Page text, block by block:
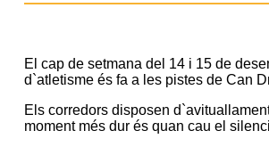
El cap de setmana del 14 i 15 de
d`atletisme és fa a les pistes de Can
Els corredors disposen
moment més dur és quan cau el